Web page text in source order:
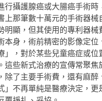
行攝護腺癌或大腸癌手術
上那筆數十萬元的手術器
明顯，但其使用的專利器
本身，術前精密的影像定
」，對於某些兒童癌症或
這些新式治療的宣傳常聚
除了主要手術費，還有麻
」不再單純是醫療決定，